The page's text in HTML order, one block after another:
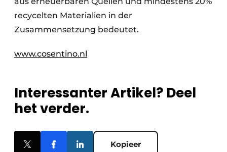
recycelten Materialien in der
Zusammensetzung bedeutet.
www.cosentino.nl
Interessanter Artikel? Deel
het verder.
Kopieer